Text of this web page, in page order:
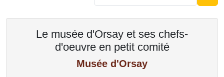
Le musée d'Orsay et ses chefs-
d'oeuvre en petit comité
Musée d'Orsay